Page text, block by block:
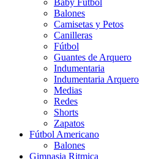
Balones
Camisetas y Petos
Canilleras
Fútbol
Guantes de Arquero
Indumentaria
Indumentaria Arquero
Medias
Redes
Shorts
Zapatos
Fútbol Americano
Balones
Gimnasia Ritmica